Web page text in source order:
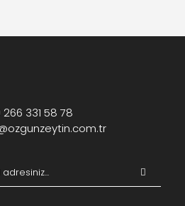
266 331 58 78